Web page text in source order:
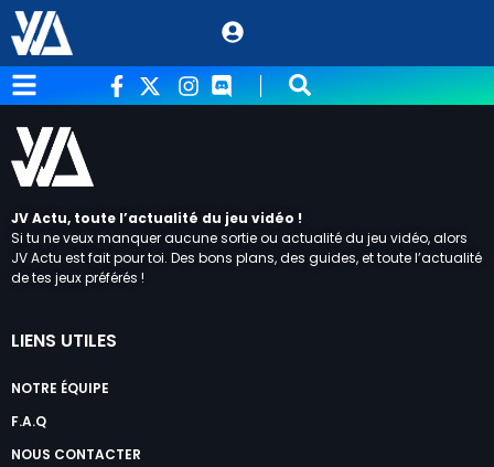
JV Actu, toute l’actualité du jeu vidéo !
Si tu ne veux manquer aucune sortie ou actualité du jeu vidéo, alors
JV Actu est fait pour toi. Des bons plans, des guides, et toute l’actualité
de tes jeux préférés !
LIENS UTILES
NOTRE ÉQUIPE
F.A.Q
NOUS CONTACTER